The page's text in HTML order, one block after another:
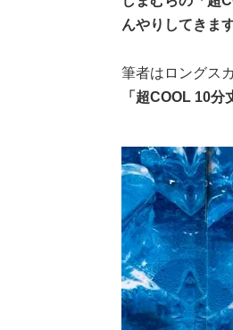
んやりしてきます
筆者はロングス
「超COOL 10